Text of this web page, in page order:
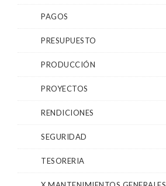
PAGOS
PRESUPUESTO
PRODUCCIÓN
PROYECTOS
RENDICIONES
SEGURIDAD
TESORERIA